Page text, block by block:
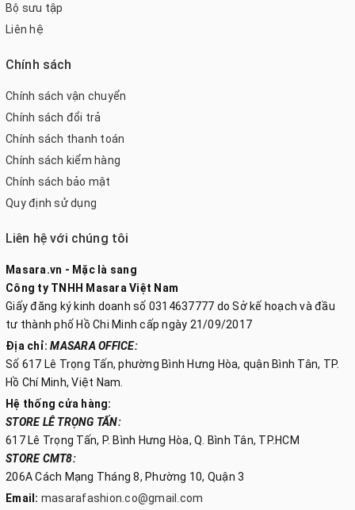
Bộ sưu tập
Liên hệ
Chính sách
Chính sách vận chuyển
Chính sách đổi trả
Chính sách thanh toán
Chính sách kiểm hàng
Chính sách bảo mật
Quy định sử dụng
Liên hệ với chúng tôi
Masara.vn - Mặc là sang
Công ty TNHH Masara Việt Nam
Giấy đăng ký kinh doanh số 0314637777 do Sở kế hoạch và đầu
tư thành phố Hồ Chi Minh cấp ngày 21/09/2017
Địa chỉ: MASARA OFFICE:
Số 617 Lê Trọng Tấn, phường Bình Hưng Hòa, quận Bình Tân, TP.
Hồ Chí Minh, Việt Nam.
Hệ thống cửa hàng:
STORE LÊ TRỌNG TẤN:
617 Lê Trọng Tấn, P. Bình Hưng Hòa, Q. Bình Tân, TP.HCM
STORE CMT8:
206A Cách Mạng Tháng 8, Phường 10, Quận 3
Email: masarafashion.co@gmail.com